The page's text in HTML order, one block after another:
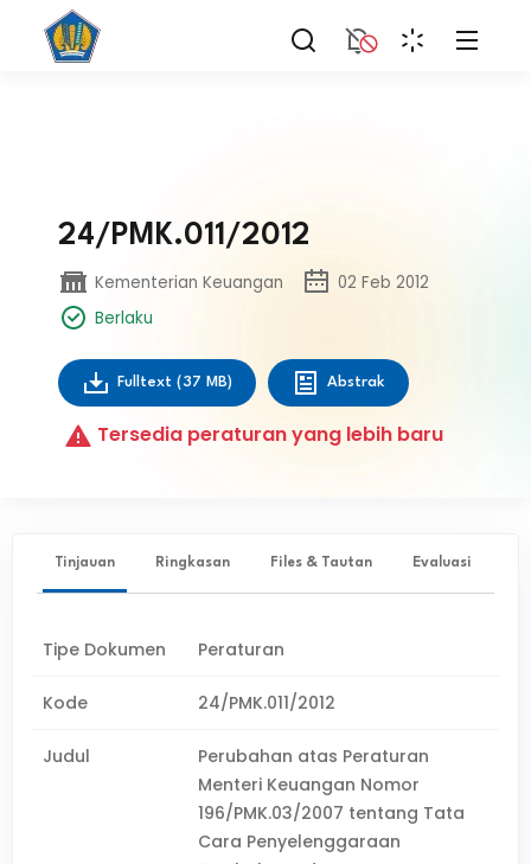
24/PMK.011/2012
Kementerian Keuangan
02 Feb 2012
Berlaku
Fulltext (37 MB) Abstrak
Tersedia peraturan yang lebih baru
Tinjauan Ringkasan Files & Tautan Evaluasi
Tipe Dokumen Peraturan
Kode 24/PMK.011/2012
Judul
Perubahan atas Peraturan
Menteri Keuangan Nomor
196/PMK.03/2007 tentang Tata
Cara Penyelenggaraan